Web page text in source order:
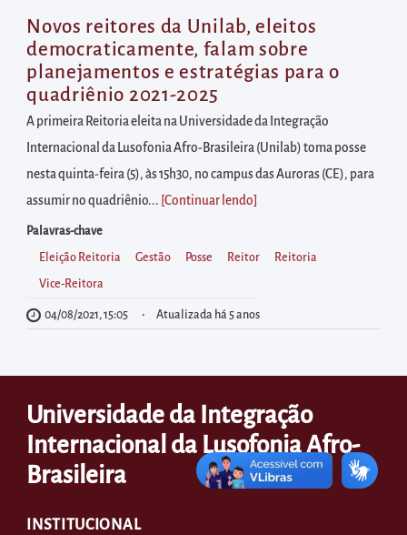
o
menu
principal
Acessar
diretamente
à
área
para
realizar
buscas
internas
Acessar
postas
no
rodapé
Novos reitores da Unilab, eleitos
democraticamente, falam sobre
planejamentos e estratégias para o
quadriênio 2021-2025
A primeira Reitoria eleita na Universidade da Integração
Internacional da Lusofonia Afro-Brasileira (Unilab) toma posse
nesta quinta-feira (5), às 15h30, no campus das Auroras (CE), para
assumir no quadriênio... [Continuar lendo
Palavras-chave
Eleição Reitoria Gestão Posse Reitor Reitoria
Vice-Reitora
04/08/2021, 15:05 Atualizada há 5 anos
Universidade da Integração
Internacional da Lusofonia Afro-
Brasileira
INSTITUCIONAL